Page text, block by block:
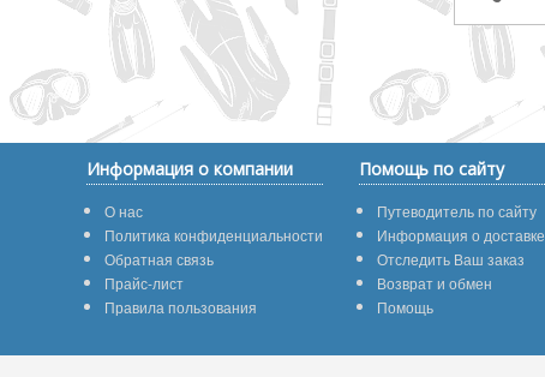
Информация о компании
О нас
Политика конфиденциальности
Обратная связь
Прайс-лист
Правила пользования
Помощь по сайту
Путеводитель по сайту
Информация о доставке
Отследить Ваш заказ
Возврат и обмен
Помощь